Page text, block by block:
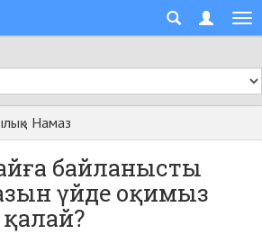
› Намаз
байланысты
үйде оқимыз
қалай?